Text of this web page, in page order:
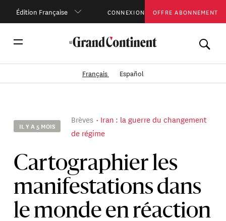
Édition Française CONNEXION OFFRE ABONNEMENT
Français Español
IL Y A 5 MOIS
Brèves
Iran : la guerre du changement
de régime
Cartographier les
manifestations dans
le monde en réaction